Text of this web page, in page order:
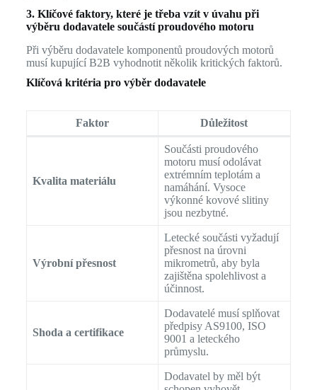
3. Klíčové faktory, které je třeba vzít v úvahu při
výběru dodavatele součástí proudového motoru
Při výběru dodavatele komponentů proudových motorů
musí kupující B2B vyhodnotit několik kritických faktorů.
Klíčová kritéria pro výběr dodavatele
Faktor Důležitost
Kvalita materiálu
Součásti proudového
motoru musí odolávat
extrémním teplotám a
namáhání. Vysoce
výkonné kovové slitiny
jsou nezbytné.
Výrobní přesnost
Letecké součásti vyžadují
přesnost na úrovni
mikrometrů, aby byla
zajištěna spolehlivost a
účinnost.
Shoda a certifikace
Dodavatelé musí splňovat
předpisy AS9100, ISO
9001 a leteckého
průmyslu.
Dodavatel by měl být